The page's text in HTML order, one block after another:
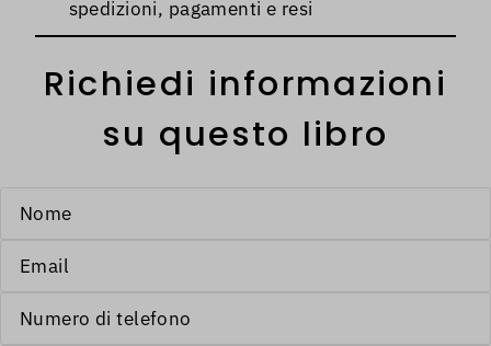
spedizioni, pagamenti e resi
Richiedi informazioni
su questo libro